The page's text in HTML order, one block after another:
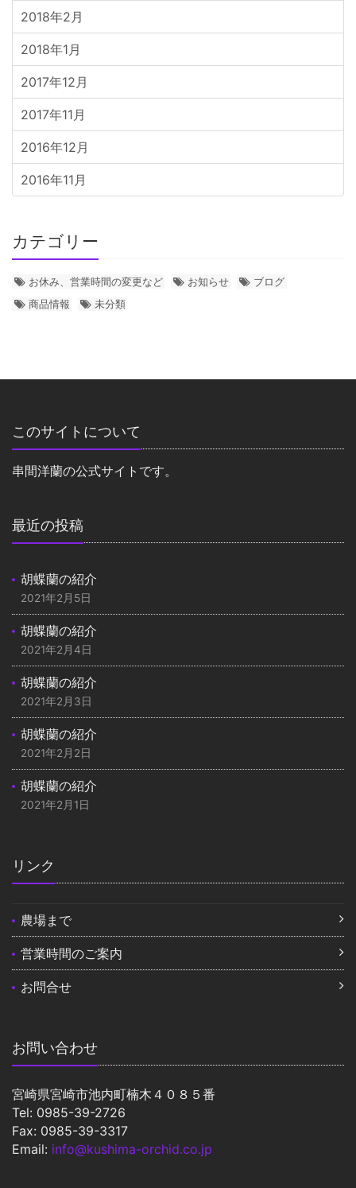
2018年2月
2018年1月
2017年12月
2017年11月
2016年12月
2016年11月
カテゴリー
お休み、営業時間の変更など お知らせ
ブログ
商品情報
未分類
このサイトについて
串間洋蘭の公式サイトです。
最近の投稿
胡蝶蘭の紹介
2021年2月5日
胡蝶蘭の紹介
2021年2月4日
胡蝶蘭の紹介
2021年2月3日
胡蝶蘭の紹介
2021年2月2日
胡蝶蘭の紹介
2021年2月1日
リンク
農場まで
営業時間のご案内
お問合せ
お問い合わせ
宮崎県宮崎市池内町楠木４０８５番
Tel: 0985-39-2726
Fax: 0985-39-3317
Email: info@kushima-orchid.co.jp